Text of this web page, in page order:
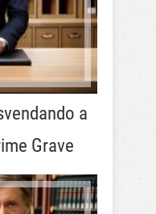
a
Grave